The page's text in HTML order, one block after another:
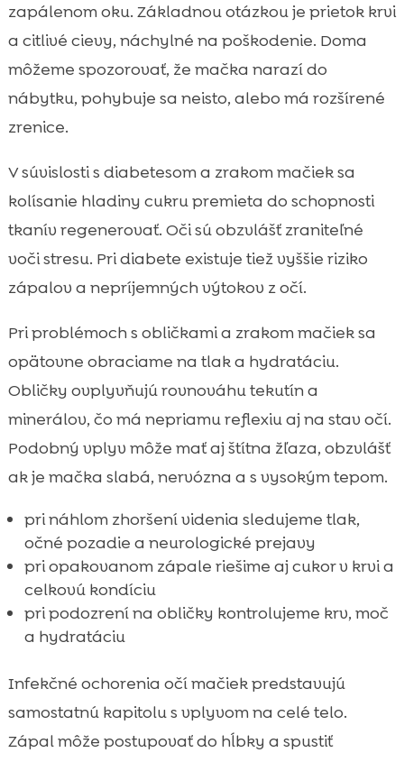
zapálenom oku. Základnou otázkou je prietok krvi
a citlivé cievy, náchylné na poškodenie. Doma
môžeme spozorovať, že mačka narazí do
nábytku, pohybuje sa neisto, alebo má rozšírené
zrenice.
V súvislosti s diabetesom a zrakom mačiek sa
kolísanie hladiny cukru premieta do schopnosti
tkanív regenerovať. Oči sú obzvlášť zraniteľné
voči stresu. Pri diabete existuje tiež vyššie riziko
zápalov a nepríjemných výtokov z očí.
Pri problémoch s obličkami a zrakom mačiek sa
opätovne obraciame na tlak a hydratáciu.
Obličky ovplyvňujú rovnováhu tekutín a
minerálov, čo má nepriamu reflexiu aj na stav očí.
Podobný vplyv môže mať aj štítna žľaza, obzvlášť
ak je mačka slabá, nervózna a s vysokým tepom.
pri náhlom zhoršení videnia sledujeme tlak,
očné pozadie a neurologické prejavy
pri opakovanom zápale riešime aj cukor v krvi a
celkovú kondíciu
pri podozrení na obličky kontrolujeme krv, moč
a hydratáciu
Infekčné ochorenia očí mačiek predstavujú
samostatnú kapitolu s vplyvom na celé telo.
Zápal môže postupovať do hĺbky a spustiť